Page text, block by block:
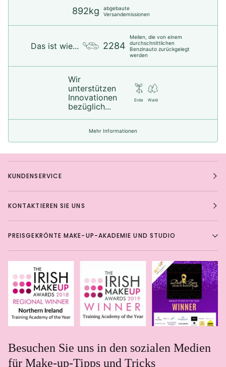
892kg
abgebaute
Versandemissionen
Das ist wie... 2284
Meilen, die von einem
durchschnittlichen
Benzinauto zurückgelegt
werden
Wir
unterstützen
Innovationen
bezüglich...
Erde Wald
Mehr Informationen
KUNDENSERVICE
KONTAKTIEREN SIE UNS
PREISGEKRÖNTE MAKE-UP-AKADEMIE UND STUDIO
Besuchen Sie uns in den sozialen Medien
für Make-up-Tipps und Tricks